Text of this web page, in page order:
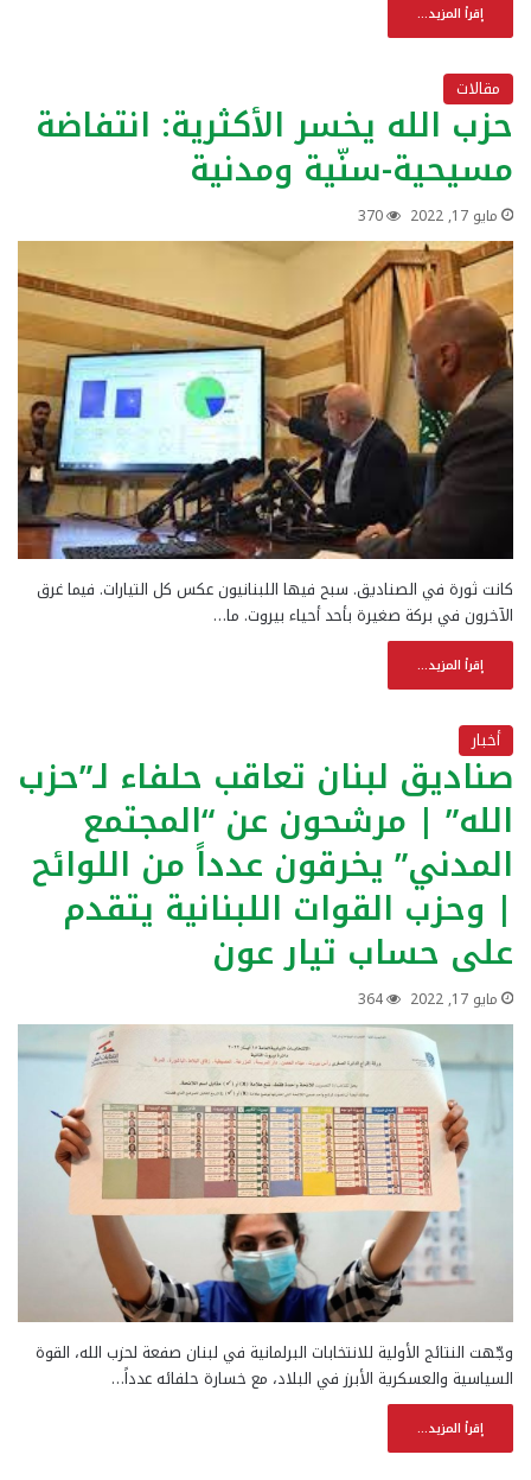
إقرأ المزيد...
مقالات
حزب الله يخسر الأكثرية: انتفاضة
مسيحية-سنّية ومدنية
مايو 17, 2022 370
كانت ثورة في الصناديق. سبح فيها اللبنانيون عكس كل التيارات. فيما غرق
الآخرون في بركة صغيرة بأحد أحياء بيروت. ما…
إقرأ المزيد...
أخبار
صناديق لبنان تعاقب حلفاء لـ”حزب
الله” | مرشحون عن “المجتمع
المدني” يخرقون عدداً من اللوائح
| وحزب القوات اللبنانية يتقدم
على حساب تيار عون
مايو 17, 2022 364
وجّهت النتائج الأولية للانتخابات البرلمانية في لبنان صفعة لحزب الله، القوة
السياسية والعسكرية الأبرز في البلاد، مع خسارة حلفائه عدداً…
إقرأ المزيد...